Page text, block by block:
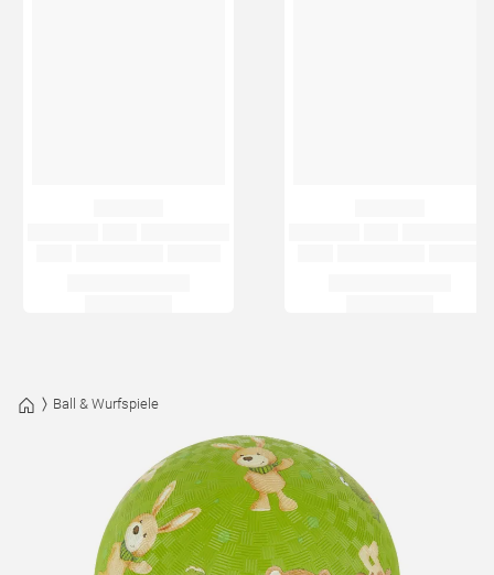
Ball & Wurfspiele